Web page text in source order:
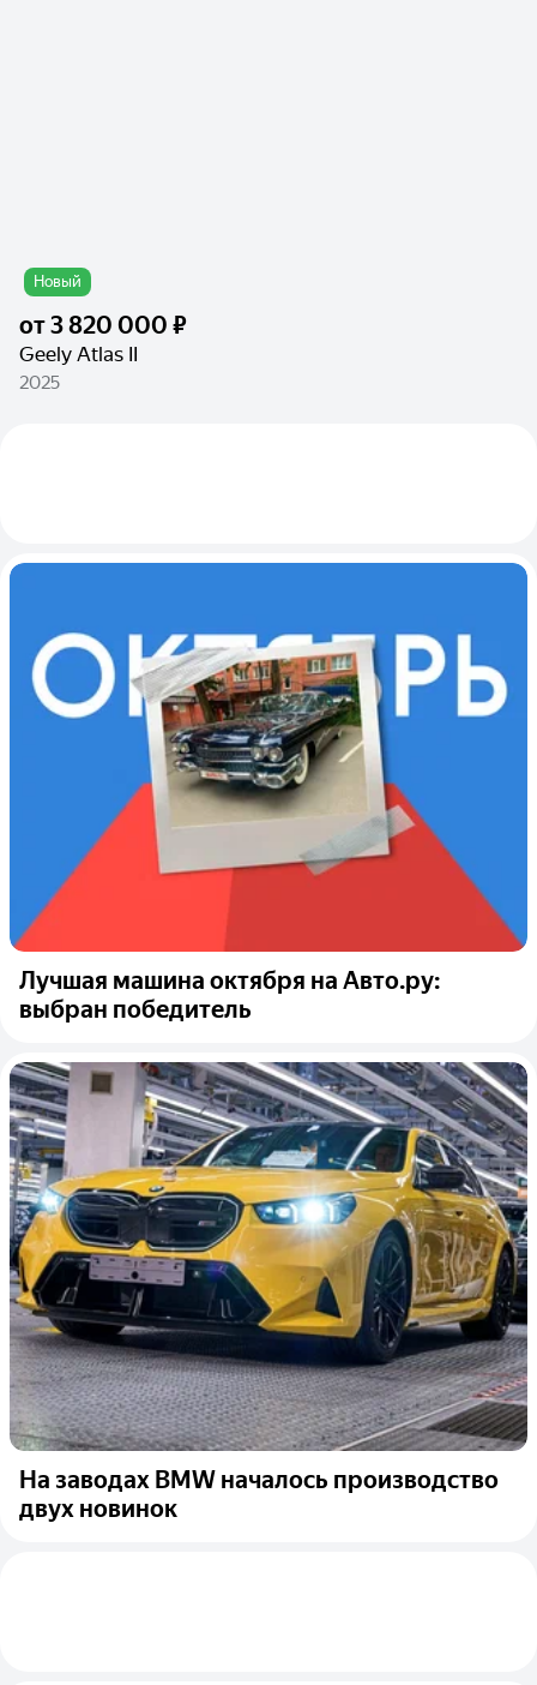
Новый
от3 820 000 ₽
Geely Atlas II
2025
Лучшая машина октября на Авто.ру:
выбран победитель
На заводах BMW началось производство
двух новинок